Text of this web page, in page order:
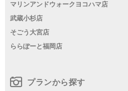
マリンアンドウォークヨコハマ店
武蔵小杉店
そごう大宮店
ららぽーと福岡店
プランから探す